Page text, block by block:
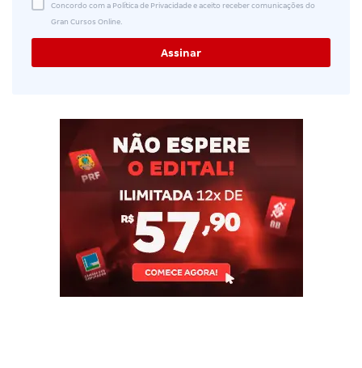
Concordo com a Política de Privacidade e aceito receber comunicações do
Gran Cursos Online.